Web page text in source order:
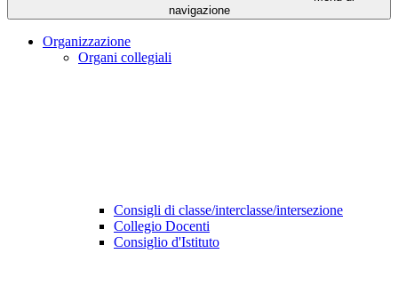
navigazione
Organizzazione
Organi collegiali
Consigli di classe/interclasse/intersezione
Collegio Docenti
Consiglio d'Istituto